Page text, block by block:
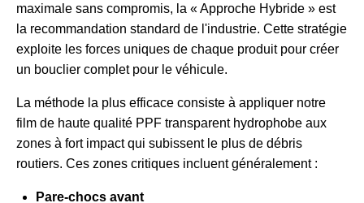
maximale sans compromis, la « Approche Hybride » est
la recommandation standard de l'industrie. Cette stratégie
exploite les forces uniques de chaque produit pour créer
un bouclier complet pour le véhicule.
La méthode la plus efficace consiste à appliquer notre
film de haute qualité PPF transparent hydrophobe aux
zones à fort impact qui subissent le plus de débris
routiers. Ces zones critiques incluent généralement :
Pare-chocs avant